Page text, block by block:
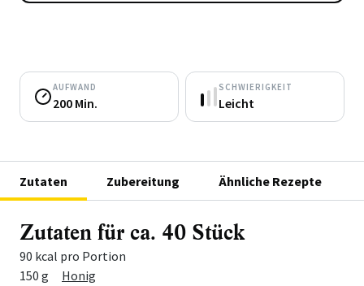
AUFWAND
200 Min.
SCHWIERIGKEIT
Leicht
Zutaten Zubereitung Ähnliche Rezepte
Zutaten für ca. 40 Stück
90 kcal pro Portion
Menge
Zutat
150 g
Honig